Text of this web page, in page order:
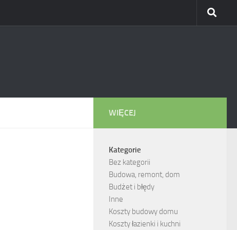
WIĘCEJ
Kategorie
Bez kategorii
Budowa, remont, dom
Budżet i błędy
Inne
Koszty budowy domu
Koszty łazienki i kuchni